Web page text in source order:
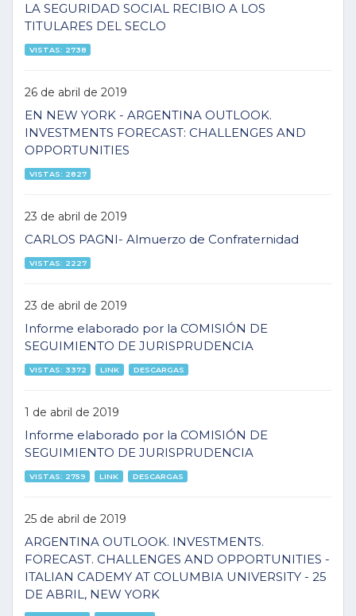
LA SEGURIDAD SOCIAL RECIBIO A LOS
TITULARES DEL SECLO
VISTAS: 2738
26 de abril de 2019
EN NEW YORK - ARGENTINA OUTLOOK.
INVESTMENTS FORECAST: CHALLENGES AND
OPPORTUNITIES
VISTAS: 2827
23 de abril de 2019
CARLOS PAGNI- Almuerzo de Confraternidad
VISTAS: 2227
23 de abril de 2019
Informe elaborado por la COMISIÓN DE
SEGUIMIENTO DE JURISPRUDENCIA
VISTAS: 3372 LINK DESCARGAS
1 de abril de 2019
Informe elaborado por la COMISIÓN DE
SEGUIMIENTO DE JURISPRUDENCIA
VISTAS: 2759 LINK DESCARGAS
25 de abril de 2019
ARGENTINA OUTLOOK. INVESTMENTS.
FORECAST. CHALLENGES AND OPPORTUNITIES -
ITALIAN CADEMY AT COLUMBIA UNIVERSITY - 25
DE ABRIL, NEW YORK